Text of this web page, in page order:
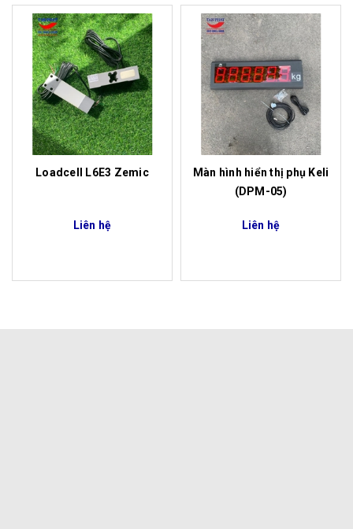
Loadcell L6E3 Zemic
Liên hệ
Màn hình hiển thị phụ Keli
(DPM-05)
Liên hệ